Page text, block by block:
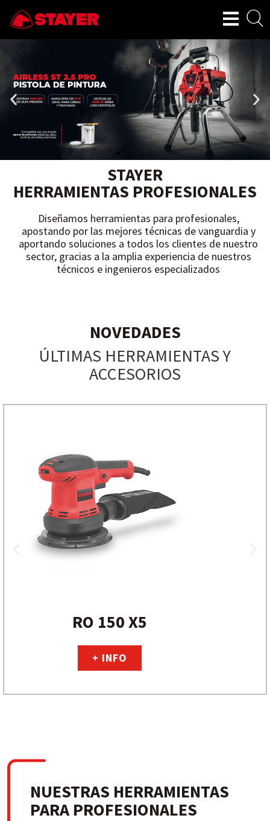
STAYER
HERRAMIENTAS PROFESIONALES
Diseñamos herramientas para profesionales,
apostando por las mejores técnicas de vanguardia y
aportando soluciones a todos los clientes de nuestro
sector, gracias a la amplia experiencia de nuestros
técnicos e ingenieros especializados
NOVEDADES
ÚLTIMAS HERRAMIENTAS Y
ACCESORIOS
RO 150 X5
+ INFO
NUESTRAS HERRAMIENTAS
PARA PROFESIONALES